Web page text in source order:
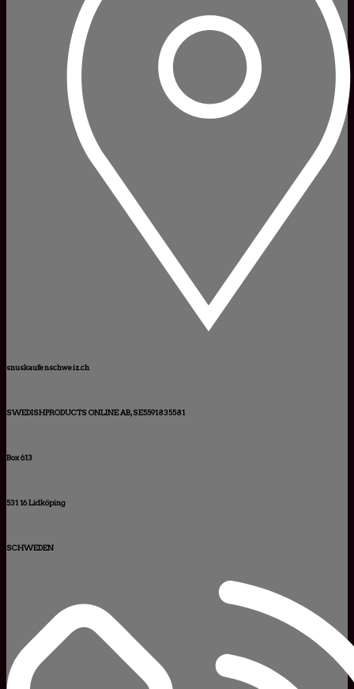
snuskaufenschweiz.ch
SWEDISHPRODUCTS ONLINE AB, SE5591835581
Box 613
531 16 Lidköping
SCHWEDEN